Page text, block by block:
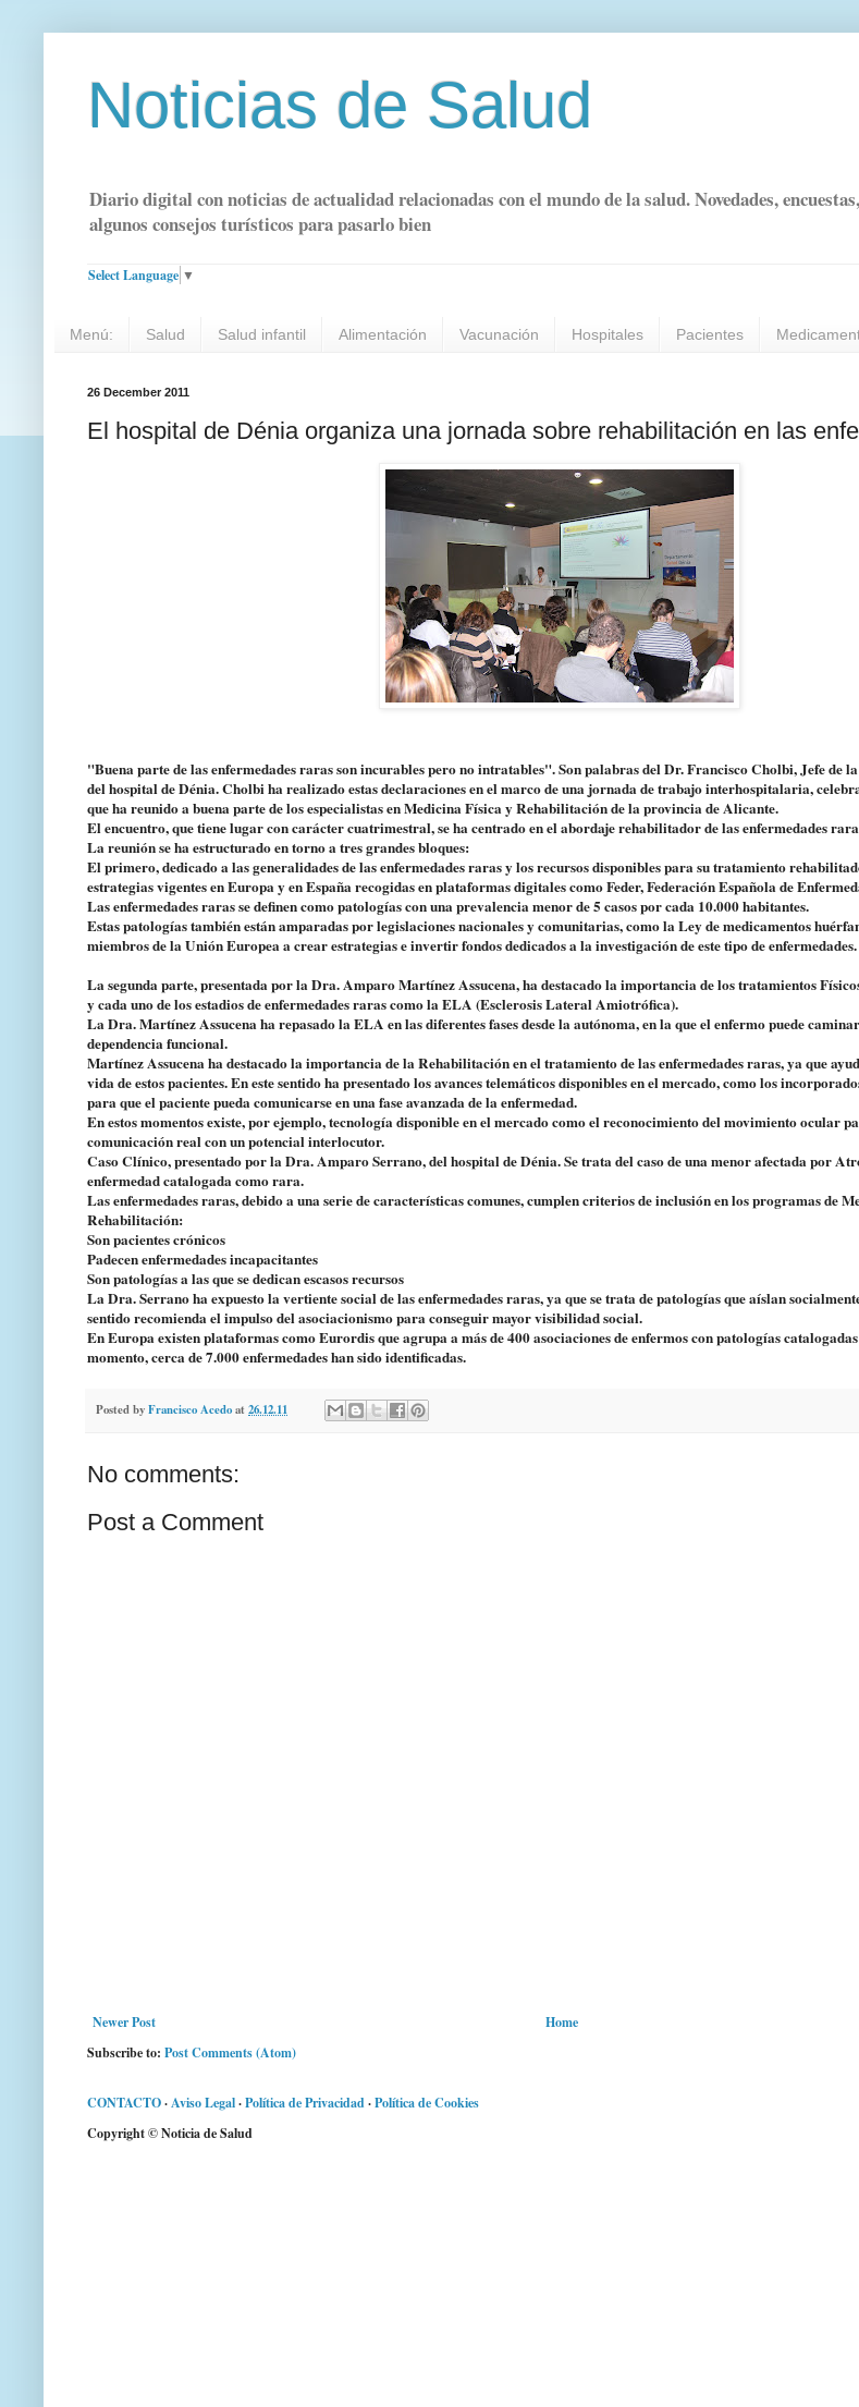
Noticias de Salud
Diario digital con noticias de actualidad relacionadas con el mundo de la salud. Novedades,
algunos consejos turísticos para pasarlo bien
Select Language ▼
Menú: Salud Salud infantil Alimentación Vacunación Hospitales Pacientes
26 December 2011
El hospital de Dénia organiza una jornada sobre rehabilitación en las
"Buena parte de las enfermedades raras son incurables pero no intratables". Son palabras del Dr. Francisco Cholbi, Jefe de
del hospital de Dénia. Cholbi ha realizado estas declaraciones en el marco de una jornada de trabajo interhospitalaria,
que ha reunido a buena parte de los especialistas en Medicina Física y Rehabilitación de la provincia de Alicante.
El encuentro, que tiene lugar con carácter cuatrimestral, se ha centrado en el abordaje rehabilitador de las enfermedades
La reunión se ha estructurado en torno a tres grandes bloques:
El primero, dedicado a las generalidades de las enfermedades raras y los recursos disponibles para su tratamiento
estrategias vigentes en Europa y en España recogidas en plataformas digitales como Feder, Federación Española de
Las enfermedades raras se definen como patologías con una prevalencia menor de 5 casos por cada 10.000 habitantes.
Estas patologías también están amparadas por legislaciones nacionales y comunitarias, como la Ley de medicamentos
miembros de la Unión Europea a crear estrategias e invertir fondos dedicados a la investigación de este tipo de enfermedades.
La segunda parte, presentada por la Dra. Amparo Martínez Assucena, ha destacado la importancia de los tratamientos
y cada uno de los estadios de enfermedades raras como la ELA (Esclerosis Lateral Amiotrófica).
La Dra. Martínez Assucena ha repasado la ELA en las diferentes fases desde la autónoma, en la que el enfermo puede
dependencia funcional.
Martínez Assucena ha destacado la importancia de la Rehabilitación en el tratamiento de las enfermedades raras, ya que
vida de estos pacientes. En este sentido ha presentado los avances telemáticos disponibles en el mercado, como los
para que el paciente pueda comunicarse en una fase avanzada de la enfermedad.
En estos momentos existe, por ejemplo, tecnología disponible en el mercado como el reconocimiento del movimiento ocular
comunicación real con un potencial interlocutor.
Caso Clínico, presentado por la Dra. Amparo Serrano, del hospital de Dénia. Se trata del caso de una menor afectada por
enfermedad catalogada como rara.
Las enfermedades raras, debido a una serie de características comunes, cumplen criterios de inclusión en los programas de
Rehabilitación:
Son pacientes crónicos
Padecen enfermedades incapacitantes
Son patologías a las que se dedican escasos recursos
La Dra. Serrano ha expuesto la vertiente social de las enfermedades raras, ya que se trata de patologías que aíslan
sentido recomienda el impulso del asociacionismo para conseguir mayor visibilidad social.
En Europa existen plataformas como Eurordis que agrupa a más de 400 asociaciones de enfermos con patologías
momento, cerca de 7.000 enfermedades han sido identificadas.
Posted byFrancisco Acedoat 26.12.11
No comments:
Post a Comment
Newer Post
Home
Subscribe to: Post Comments (Atom)
CONTACTO·Aviso Legal·Política de Privacidad·Política de Cookies
Copyright © Noticia de Salud